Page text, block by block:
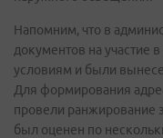
Напомним, что в
документов на участие
условиям и были
Для формирования
провели ранжирование
был оценен по